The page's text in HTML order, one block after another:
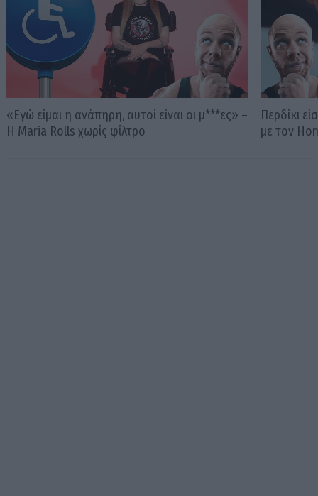
«Εγώ είμαι η ανάπηρη, αυτοί είναι οι μ***ες» –
Η Maria Rolls χωρίς φίλτρο
Περδίκι
με τον